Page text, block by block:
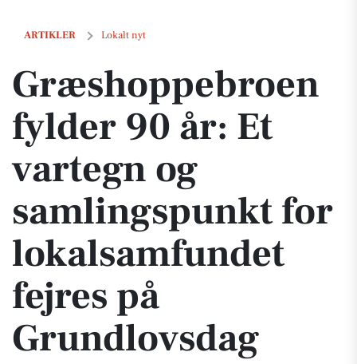
ARTIKLER Lokalt nyt
Græshoppebroen fylder 90 år: Et vartegn og samlingspunkt for
Græshoppebroen
fylder 90 år: Et
vartegn og
samlingspunkt for
lokalsamfundet
fejres på
Grundlovsdag